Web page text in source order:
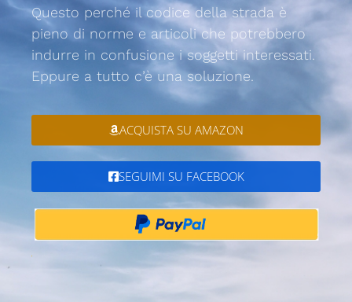
Questo perché il codice della strada è
pieno di norme e articoli che potrebbero
indurre in confusione i soggetti interessati.
Eppure a tutto c’è una soluzione.
ACQUISTA SU AMAZON
SEGUIMI SU FACEBOOK